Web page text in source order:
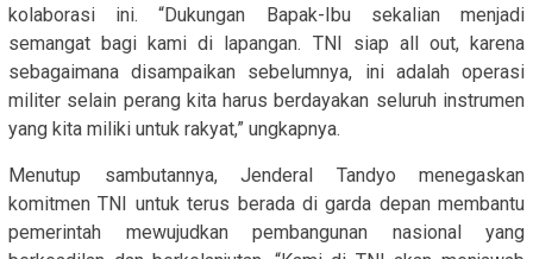
kolaborasi ini. “Dukungan Bapak-Ibu sekalian menjadi
semangat bagi kami di lapangan. TNI siap all out, karena
sebagaimana disampaikan sebelumnya, ini adalah operasi
militer selain perang kita harus berdayakan seluruh instrumen
yang kita miliki untuk rakyat,” ungkapnya.
Menutup sambutannya, Jenderal Tandyo menegaskan
komitmen TNI untuk terus berada di garda depan membantu
pemerintah mewujudkan pembangunan nasional yang